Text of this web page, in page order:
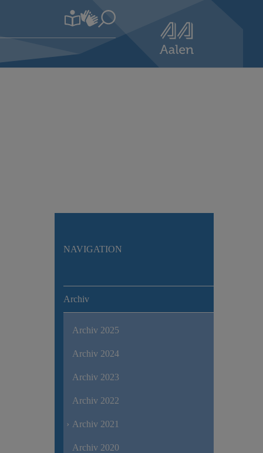
NAVIGATION
Archiv
Archiv 2025
Archiv 2024
Archiv 2023
Archiv 2022
Archiv 2021
Archiv 2020